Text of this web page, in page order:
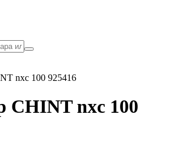
nxc 100 925416
CHINT nxc 100